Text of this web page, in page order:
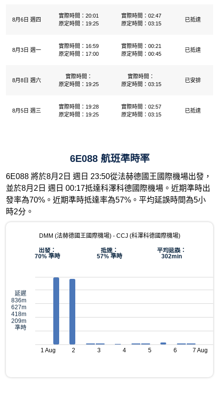
8月6日 週四
實際時間：20:01
原定時間：19:25
實際時間：02:47
原定時間：03:15
已抵達
8月3日 週一
實際時間：16:59
原定時間：17:00
實際時間：00:21
原定時間：00:45
已抵達
8月8日 週六
實際時間：
原定時間：19:25
實際時間：
原定時間：03:15
已安排
8月5日 週三
實際時間：19:28
原定時間：19:25
實際時間：02:57
原定時間：03:15
已抵達
6E088 航班準時率
6E088 將於8月2日 週日 23:50從法赫德國王國際機場出發，
並於8月2日 週日 00:17抵達科澤科德國際機場。近期準時出
發率為70%。近期準時抵達率為57%。平均延誤時間為5小
時2分。
DMM (法赫德國王國際機場) - CCJ (科澤科德國際機場)
出發：
70% 準時
抵達：
57% 準時
平均延誤：
302min
延遲
836m
627m
418m
209m
準時
1 Aug 2 3 4 5 6 7 Aug